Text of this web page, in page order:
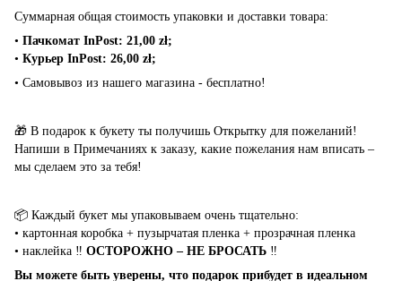
Суммарная общая стоимость упаковки и доставки товара:
• Пачкомат InPost: 21,00 zł;
• Курьер InPost: 26,00 zł;
• Самовывоз из нашего магазина - бесплатно!
🎁 В подарок к букету ты получишь Открытку для пожеланий!
Напиши в Примечаниях к заказу, какие пожелания нам вписать –
мы сделаем это за тебя!
📦 Каждый букет мы упаковываем очень тщательно:
• картонная коробка + пузырчатая пленка + прозрачная пленка
• наклейка ‼️ ОСТОРОЖНО – НЕ БРОСАТЬ ‼️
Вы можете быть уверены, что подарок прибудет в идеальном